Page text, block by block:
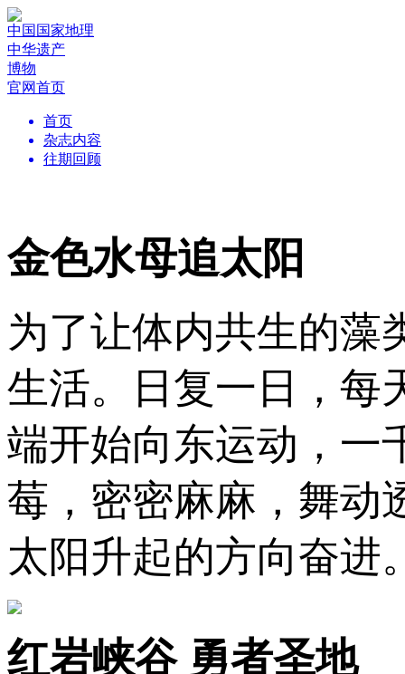
中国国家地理
中华遗产
博物
官网首页
首页
杂志内容
往期回顾
金色水母追太阳
为了让体内共生的藻
生活。日复一日，每
端开始向东运动，一
莓，密密麻麻，舞动
太阳升起的方向奋进
红岩峡谷 勇者圣地